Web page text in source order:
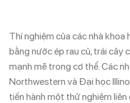
Thí nghiệm của các nhà khoa
bằng nước ép rau củ, trái cây
mạnh mẽ trong cơ thể. Các
Northwestern và Đại học
tiến hành một thử nghiệm liên